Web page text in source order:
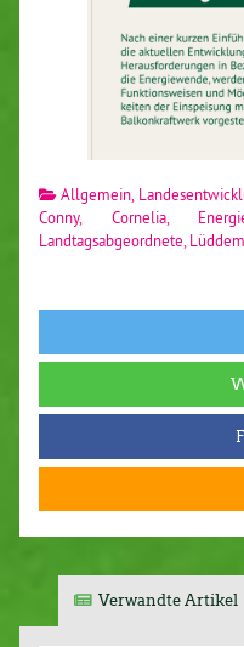
Allgemein
Conny, Cornelia,
Landtagsabgeordnete
Verwandte Artikel